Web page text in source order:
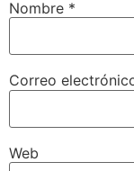
Nombre *
Correo
Web